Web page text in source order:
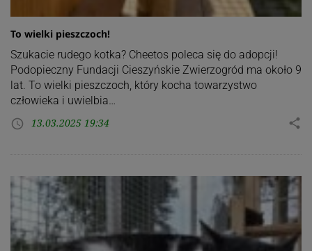
To wielki pieszczoch!
Szukacie rudego kotka? Cheetos poleca się do adopcji!
Podopieczny Fundacji Cieszyńskie Zwierzogród ma około 9
lat. To wielki pieszczoch, który kocha towarzystwo
człowieka i uwielbia…
access_time 13.03.2025 19:34 share